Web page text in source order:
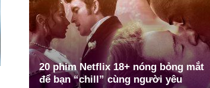
20 phim Netflix 18+ nóng bỏng mắt
để bạn “chill” cùng người yêu